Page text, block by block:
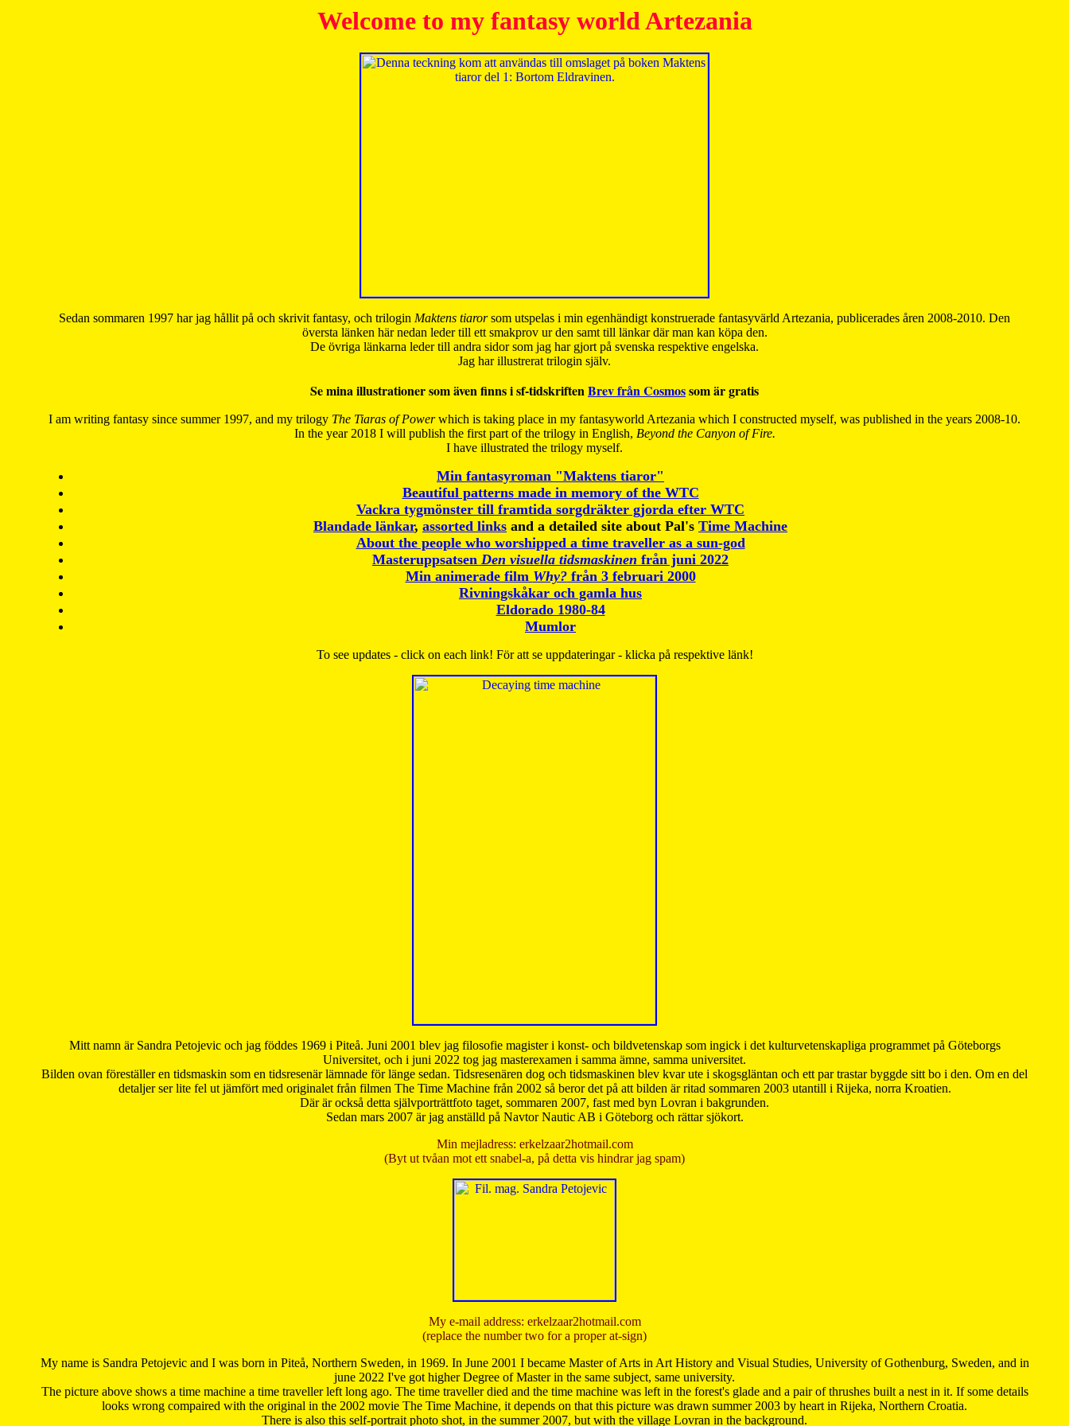
Welcome to my fantasy world Artezania
Sedan sommaren 1997 har jag hållit på och skrivit fantasy, och trilogin Maktens tiarorsom utspelas i min egenhändigt konstruerade fantasyvärld Artezania, publicerades åren 2008-2010. Den
översta länken här nedan leder till ett smakprov ur den samt till länkar där man kan köpa den.
De övriga länkarna leder till andra sidor som jag har gjort på svenska respektive engelska.
Jag har illustrerat trilogin själv.
Se mina illustrationer som även finns i sf-tidskriftenBrev från Cosmossom är gratis
I am writing fantasy since summer 1997, and my trilogy The Tiaras of Powerwhich is taking place in my fantasyworld Artezania which I constructed myself, was published in the years 2008-10.
In the year 2018 I will publish the first part of the trilogy in English, Beyond the Canyon of Fire.
I have illustrated the trilogy myself.
Min fantasyroman "Maktens tiaror"
Beautiful patterns made in memory of the WTC
Vackra tygmönster till framtida sorgdräkter gjorda efter WTC
Blandade länkar, assorted links and a detailed site about Pal's Time Machine
About the people who worshipped a time traveller as a sun-god
Masteruppsatsen Den visuella tidsmaskinen från juni 2022
Min animerade film Why?från 3 februari 2000
Rivningskåkar och gamla hus
Eldorado 1980-84
Mumlor
To see updates - click on each link! För att se uppdateringar - klicka på respektive länk!
Mitt namn är Sandra Petojevic och jag föddes 1969 i Piteå. Juni 2001 blev jag filosofie magister i konst- och bildvetenskap som ingick i det kulturvetenskapliga programmet på Göteborgs
Universitet, och i juni 2022 tog jag masterexamen i samma ämne, samma universitet.
Bilden ovan föreställer en tidsmaskin som en tidsresenär lämnade för länge sedan. Tidsresenären dog och tidsmaskinen blev kvar ute i skogsgläntan och ett par trastar byggde sitt bo i den. Om en del
detaljer ser lite fel ut jämfört med originalet från filmen The Time Machine från 2002 så beror det på att bilden är ritad sommaren 2003 utantill i Rijeka, norra Kroatien.
Där är också detta självporträttfoto taget, sommaren 2007, fast med byn Lovran i bakgrunden.
Sedan mars 2007 är jag anställd på Navtor Nautic AB i Göteborg och rättar sjökort.
Min mejladress: erkelzaar2hotmail.com
(Byt ut tvåan mot ett snabel-a, på detta vis hindrar jag spam)
My e-mail address: erkelzaar2hotmail.com
(replace the number two for a proper at-sign)
My name is Sandra Petojevic and I was born in Piteå, Northern Sweden, in 1969. In June 2001 I became Master of Arts in Art History and Visual Studies, University of Gothenburg, Sweden, and in
june 2022 I've got higher Degree of Master in the same subject, same university.
The picture above shows a time machine a time traveller left long ago. The time traveller died and the time machine was left in the forest's glade and a pair of thrushes built a nest in it. If some details
looks wrong compaired with the original in the 2002 movie The Time Machine, it depends on that this picture was drawn summer 2003 by heart in Rijeka, Northern Croatia.
There is also this self-portrait photo shot, in the summer 2007, but with the village Lovran in the background.